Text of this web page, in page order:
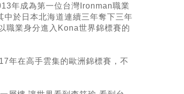
年成為第一位台灣Ironman職業
於日本北海道連續三年奪下三年
職業身分進入Kona世界錦標賽的
年在高手雲集的歐洲錦標賽，不